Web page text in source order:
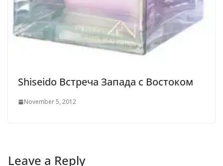
Shiseido Встреча Запада с Востоком
November 5, 2012
Leave a Reply